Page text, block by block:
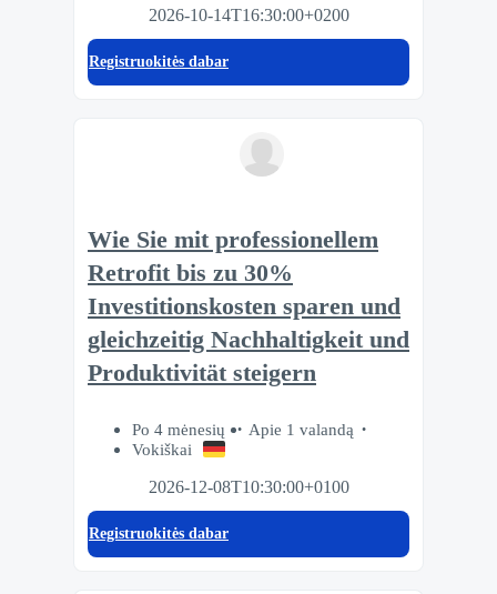
2026-10-14T16:30:00+0200
Registruokitės dabar
Wie Sie mit professionellem
Retrofit bis zu 30%
Investitionskosten sparen und
gleichzeitig Nachhaltigkeit und
Produktivität steigern
Po 4 mėnesių
Apie 1 valandą
Vokiškai
2026-12-08T10:30:00+0100
Registruokitės dabar